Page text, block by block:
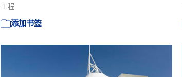
工程
添加书签